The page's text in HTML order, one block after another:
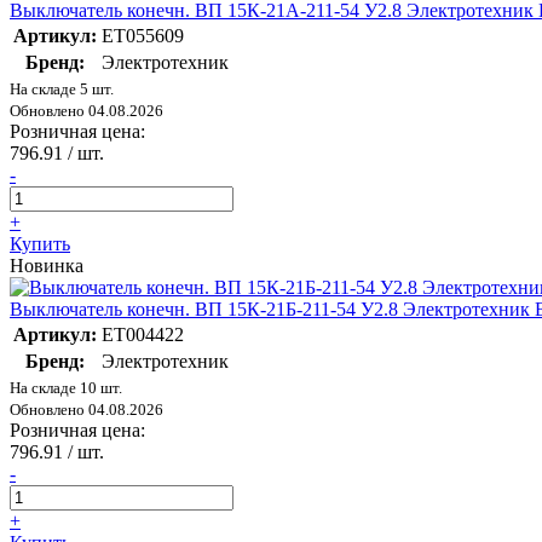
Выключатель конечн. ВП 15К-21А-211-54 У2.8 Электротехник
Артикул: ET055609
Бренд:
Электротехник
На складе 5 шт.
Обновлено 04.08.2026
Розничная цена:
796.91 / шт.
-
+
Купить
Новинка
Выключатель конечн. ВП 15К-21Б-211-54 У2.8 Электротехник
Артикул: ET004422
Бренд:
Электротехник
На складе 10 шт.
Обновлено 04.08.2026
Розничная цена:
796.91 / шт.
-
+